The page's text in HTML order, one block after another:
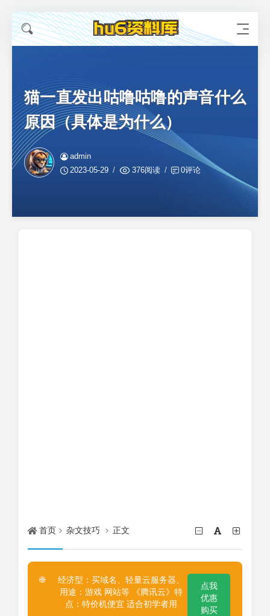
猫一直发出咕噜咕噜的声音什么
原因（具体是为什么）
admin
2023-05-29
376阅读 0评论
首页 杂文技巧 正文
🌐
经济型：买域名、轻量云服务器、
用途：游戏 网站等 《腾讯云》特
点：特价机便宜 适合初学者用
点我
优惠
购买